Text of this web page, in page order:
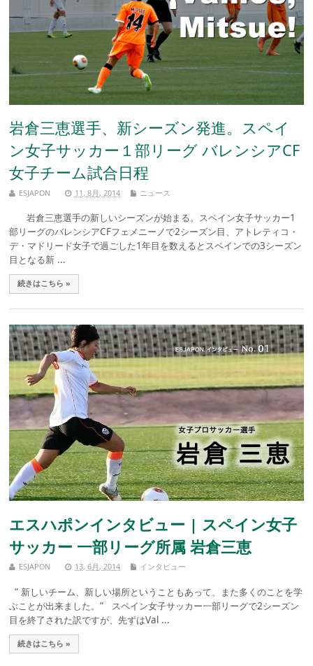
岩倉三恵選手、新シーズン発進。スペイ
ン女子サッカー１部リーグ バレンシアCF
女子チーム試合日程
ESJAPON 11, 8月, 2014 ニュース
岩倉三恵選手の新しいシーズンが始まる。スペイン女子サッカー1
部リーグのバレンシアCFフェメニーノで2シーズン目、アトレティコ・
デ・マドリード女子で過ごした1年目を数えるとスペインでの3シーズン
目となる新 ...
続きはこちら »
エスハポンインタビュー | スペイン女子
サッカー 一部リーグ所属 岩倉三恵
ESJAPON 13, 6月, 2014 インタビュー
” 新しいチーム、新しい場所ということもあって、また多くのことを学
ぶことが出来ました。” スペイン女子サッカー一部リーグで2シーズン
目を終了された訳ですが、先ずはVal ...
続きはこちら »